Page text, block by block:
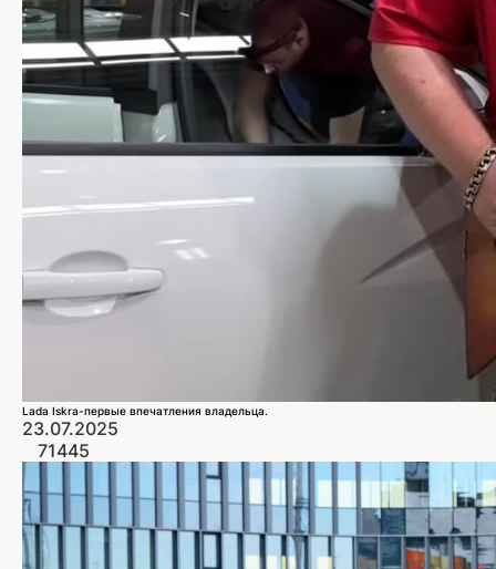
Lada Iskra-первые впечатления владельца.
23.07.2025
71445